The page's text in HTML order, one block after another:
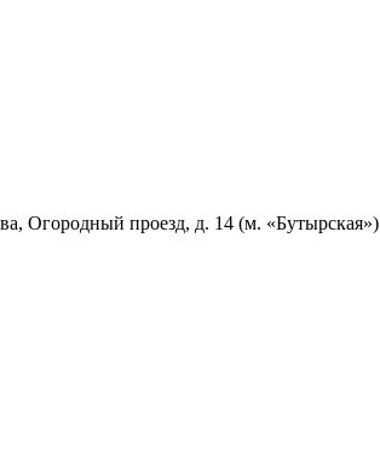
Огородный проезд, д. 14 (м. «Бутырская»)